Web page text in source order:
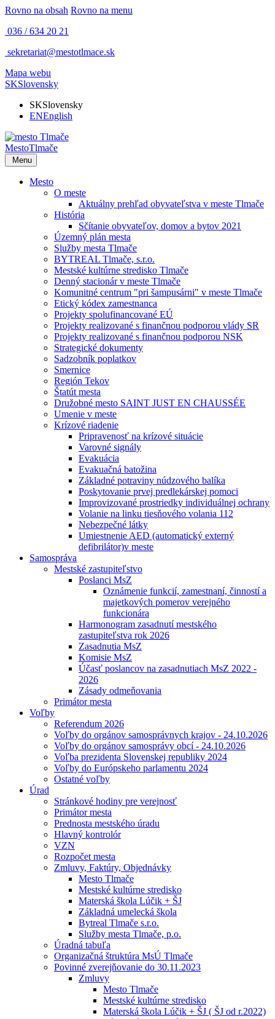
Rovno na obsah Rovno na menu
036 / 634 20 21
sekretariat@mestotlmace.sk
Mapa webu
SKSlovensky
SKSlovensky
ENEnglish
MestoTlmače
Menu
Mesto
O meste
Aktuálny prehľad obyvateľstva v meste Tlmače
História
Sčítanie obyvateľov, domov a bytov 2021
Územný plán mesta
Služby mesta Tlmače
BYTREAL Tlmače, s.r.o.
Mestské kultúrne stredisko Tlmače
Denný stacionár v meste Tlmače
Komunitné centrum "pri šampusárni" v meste Tlmače
Etický kódex zamestnanca
Projekty spolufinancované EÚ
Projekty realizované s finančnou podporou vlády SR
Projekty realizované s finančnou podporou NSK
Strategické dokumenty
Sadzobník poplatkov
Smernice
Región Tekov
Štatút mesta
Družobné mesto SAINT JUST EN CHAUSSÉE
Umenie v meste
Krízové riadenie
Pripravenosť na krízové situácie
Varovné signály
Evakuácia
Evakuačná batožina
Základné potraviny núdzového balíka
Poskytovanie prvej predlekárskej pomoci
Improvizované prostriedky individuálnej ochrany
Volanie na linku tiesňového volania 112
Nebezpečné látky
Umiestnenie AED (automatický externý
defibrilátor)v meste
Samospráva
Mestské zastupiteľstvo
Poslanci MsZ
Oznámenie funkcií, zamestnaní, činností a
majetkových pomerov verejného
funkcionára
Harmonogram zasadnutí mestského
zastupiteľstva rok 2026
Zasadnutia MsZ
Komisie MsZ
Účasť poslancov na zasadnutiach MsZ 2022 -
2026
Zásady odmeňovania
Primátor mesta
Voľby
Referendum 2026
Voľby do orgánov samosprávnych krajov - 24.10.2026
Voľby do orgánov samosprávy obcí - 24.10.2026
Voľba prezidenta Slovenskej republiky 2024
Voľby do Európskeho parlamentu 2024
Ostatné voľby
Úrad
Stránkové hodiny pre verejnosť
Primátor mesta
Prednosta mestského úradu
Hlavný kontrolór
VZN
Rozpočet mesta
Zmluvy, Faktúry, Objednávky
Mesto Tlmače
Mestské kultúrne stredisko
Materská škola Lúčik + ŠJ
Základná umelecká škola
Bytreal Tlmače s.r.o.
Služby mesta Tlmače, p.o.
Úradná tabuľa
Organizačná štruktúra MsÚ Tlmače
Povinné zverejňovanie do 30.11.2023
Zmluvy
Mesto Tlmače
Mestské kultúrne stredisko
Materská škola Lúčik + ŠJ ( ŠJ od r.2022)